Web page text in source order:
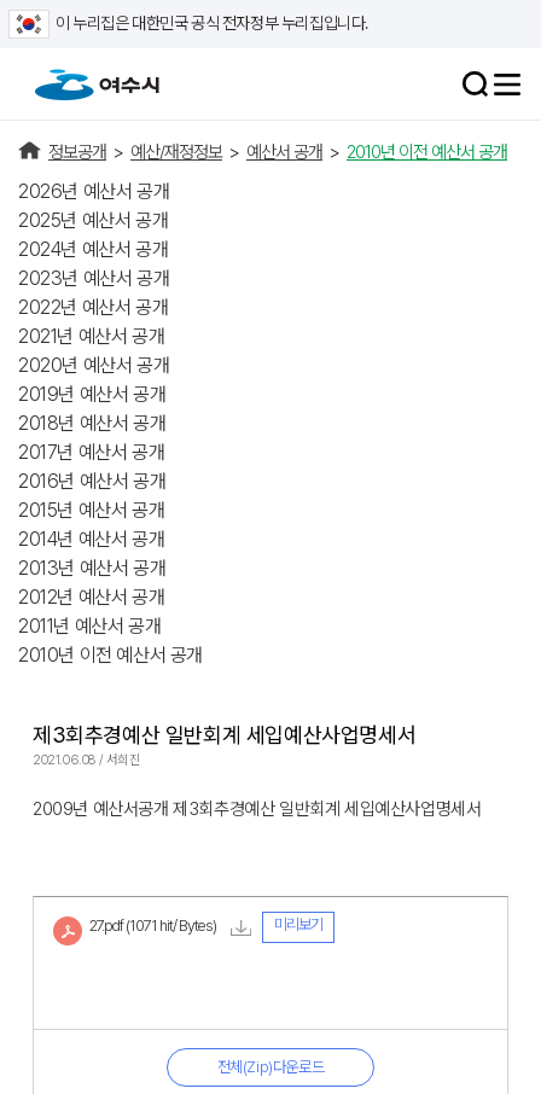
이 누리집은 대한민국 공식 전자정부 누리집입니다.
정보공개 > 예산/재정정보 > 예산서 공개 > 2010년 이전 예산서 공개
2026년 예산서 공개
2025년 예산서 공개
2024년 예산서 공개
2023년 예산서 공개
2022년 예산서 공개
2021년 예산서 공개
2020년 예산서 공개
2019년 예산서 공개
2018년 예산서 공개
2017년 예산서 공개
2016년 예산서 공개
2015년 예산서 공개
2014년 예산서 공개
2013년 예산서 공개
2012년 예산서 공개
2011년 예산서 공개
2010년 이전 예산서 공개
제3회추경예산 일반회계 세입예산사업명세서
2021.06.08 / 서희진
2009년 예산서공개 제3회추경예산 일반회계 세입예산사업명세서
27.pdf (1071 hit/ Bytes) 미리보기
전체(Zip)다운로드